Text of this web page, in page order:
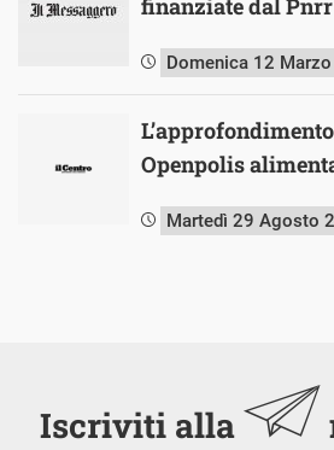
finanziate dal Pnrr
Domenica 12
Openpolis
Martedì 29 Agosto
Iscriviti alla